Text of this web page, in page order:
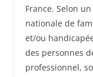
France. Selon
nationale de
et/ou
des personnes
professionnel,